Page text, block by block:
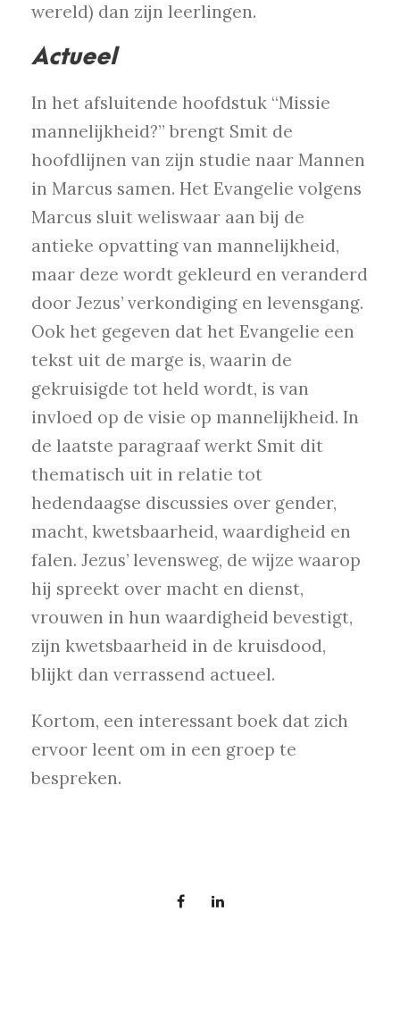
wereld) dan zijn leerlingen.
Actueel
In het afsluitende hoofdstuk “Missie
mannelijkheid?” brengt Smit de
hoofdlijnen van zijn studie naar Mannen
in Marcus samen. Het Evangelie volgens
Marcus sluit weliswaar aan bij de
antieke opvatting van mannelijkheid,
maar deze wordt gekleurd en veranderd
door Jezus’ verkondiging en levensgang.
Ook het gegeven dat het Evangelie een
tekst uit de marge is, waarin de
gekruisigde tot held wordt, is van
invloed op de visie op mannelijkheid. In
de laatste paragraaf werkt Smit dit
thematisch uit in relatie tot
hedendaagse discussies over gender,
macht, kwetsbaarheid, waardigheid en
falen. Jezus’ levensweg, de wijze waarop
hij spreekt over macht en dienst,
vrouwen in hun waardigheid bevestigt,
zijn kwetsbaarheid in de kruisdood,
blijkt dan verrassend actueel.
Kortom, een interessant boek dat zich
ervoor leent om in een groep te
bespreken.